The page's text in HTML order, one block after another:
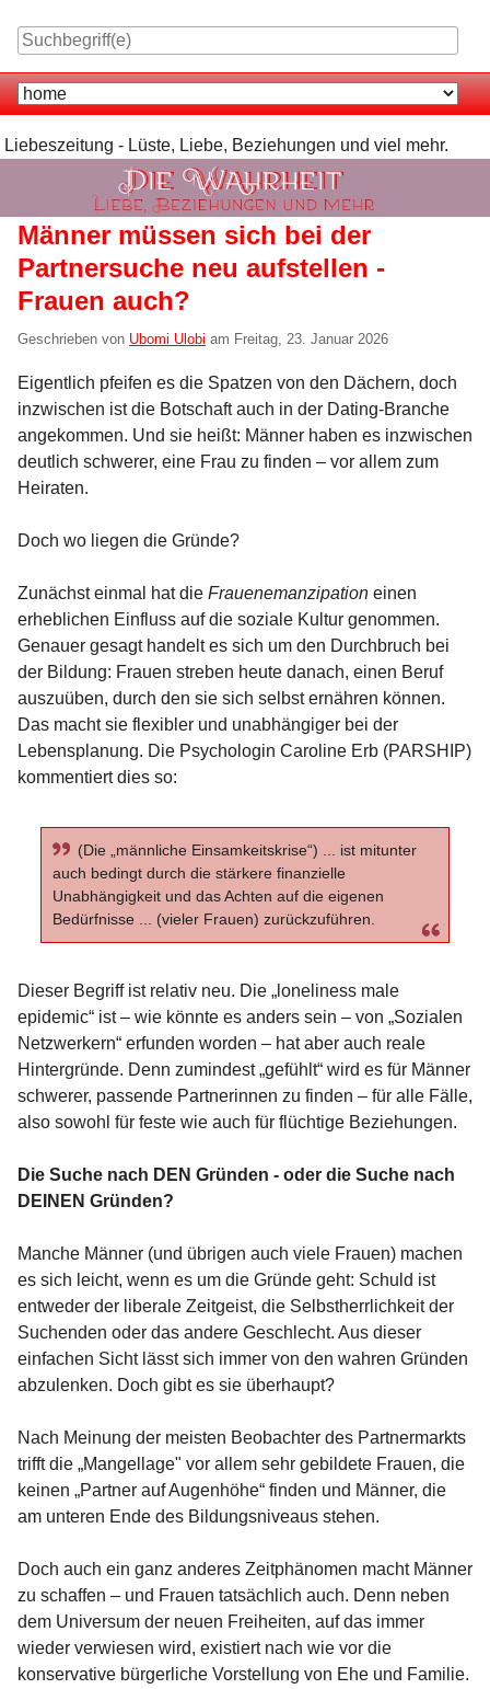
Navigation
Liebeszeitung - Lüste, Liebe, Beziehungen und viel mehr.
Männer müssen sich bei der
Partnersuche neu aufstellen -
Frauen auch?
Geschrieben von Ubomi Ulobi am Freitag, 23. Januar 2026
Eigentlich pfeifen es die Spatzen von den Dächern, doch
inzwischen ist die Botschaft auch in der Dating-Branche
angekommen. Und sie heißt: Männer haben es inzwischen
deutlich schwerer, eine Frau zu finden – vor allem zum
Heiraten.
Doch wo liegen die Gründe?
Zunächst einmal hat die Frauenemanzipation einen
erheblichen Einfluss auf die soziale Kultur genommen.
Genauer gesagt handelt es sich um den Durchbruch bei
der Bildung: Frauen streben heute danach, einen Beruf
auszuüben, durch den sie sich selbst ernähren können.
Das macht sie flexibler und unabhängiger bei der
Lebensplanung. Die Psychologin Caroline Erb (PARSHIP)
kommentiert dies so:
(Die „männliche Einsamkeitskrise“) ... ist mitunter
auch bedingt durch die stärkere finanzielle
Unabhängigkeit und das Achten auf die eigenen
Bedürfnisse ... (vieler Frauen) zurückzuführen.
Dieser Begriff ist relativ neu. Die „loneliness male
epidemic“ ist – wie könnte es anders sein – von „Sozialen
Netzwerkern“ erfunden worden – hat aber auch reale
Hintergründe. Denn zumindest „gefühlt“ wird es für Männer
schwerer, passende Partnerinnen zu finden – für alle Fälle,
also sowohl für feste wie auch für flüchtige Beziehungen.
Die Suche nach DEN Gründen - oder die Suche nach
DEINEN Gründen?
Manche Männer (und übrigen auch viele Frauen) machen
es sich leicht, wenn es um die Gründe geht: Schuld ist
entweder der liberale Zeitgeist, die Selbstherrlichkeit der
Suchenden oder das andere Geschlecht. Aus dieser
einfachen Sicht lässt sich immer von den wahren Gründen
abzulenken. Doch gibt es sie überhaupt?
Nach Meinung der meisten Beobachter des Partnermarkts
trifft die „Mangellage" vor allem sehr gebildete Frauen, die
keinen „Partner auf Augenhöhe“ finden und Männer, die
am unteren Ende des Bildungsniveaus stehen.
Doch auch ein ganz anderes Zeitphänomen macht Männer
zu schaffen – und Frauen tatsächlich auch. Denn neben
dem Universum der neuen Freiheiten, auf das immer
wieder verwiesen wird, existiert nach wie vor die
konservative bürgerliche Vorstellung von Ehe und Familie.